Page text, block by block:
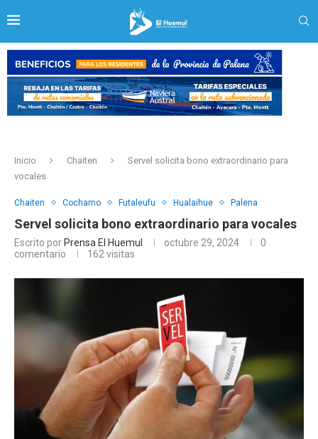
Inicio Chaiten
Servel solicita bono extraordinario para
vocales
Chaiten Cochamo Futaleufu Hualaihue Palena
Servel solicita bono extraordinario para vocales
Escrito por Prensa El Huemul octubre 29, 2024
0
comentario
162visitas